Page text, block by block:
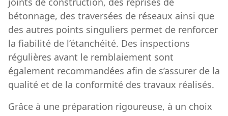
bétonnage, des traversées de réseaux ainsi que
des autres points singuliers permet de renforcer
la fiabilité de l’étanchéité. Des inspections
régulières avant le remblaiement sont
également recommandées afin de s’assurer de la
qualité et de la conformité des travaux réalisés.
Grâce à une préparation rigoureuse, à un choix